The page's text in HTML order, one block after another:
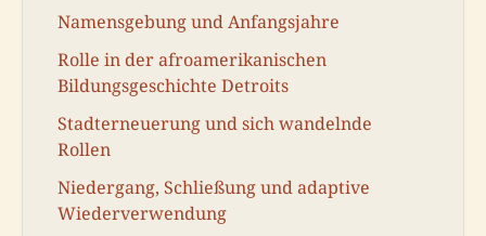
Namensgebung und Anfangsjahre
Rolle in der afroamerikanischen
Bildungsgeschichte Detroits
Stadterneuerung und sich wandelnde
Rollen
Niedergang, Schließung und adaptive
Wiederverwendung